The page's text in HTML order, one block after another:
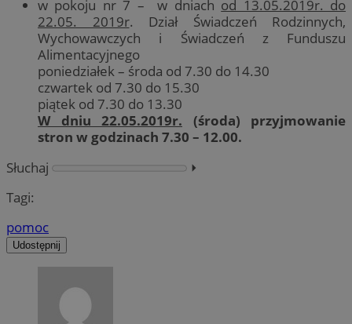
w pokoju nr 7 – w dniach od 13.05.2019r. do
22.05. 2019r. Dział Świadczeń Rodzinnych,
Wychowawczych i Świadczeń z Funduszu
Alimentacyjnego
poniedziałek – środa od 7.30 do 14.30
czwartek od 7.30 do 15.30
piątek od 7.30 do 13.30
W dniu 22.05.2019r. (środa) przyjmowanie
stron w godzinach 7.30 – 12.00.
Słuchaj
⏵︎
Tagi:
pomoc
Udostępnij